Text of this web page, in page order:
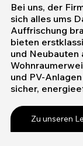
Bei uns, der
sich alles ums
Auffrischung
bieten
und Neubauten
und PV-
sicher,
Zu unseren